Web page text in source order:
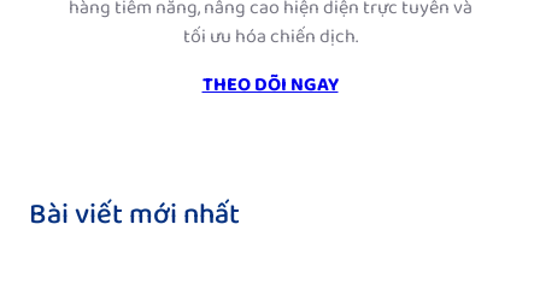
hàng tiềm năng, nâng cao hiện diện trực tuyến và
tối ưu hóa chiến dịch.
THEO DÕI NGAY
Bài viết mới nhất